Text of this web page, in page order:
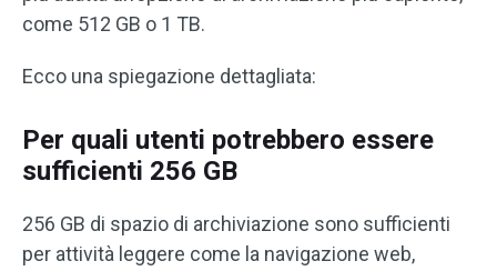
come 512 GB o 1 TB.
Ecco una spiegazione dettagliata:
Per quali utenti potrebbero essere
sufficienti 256 GB
256 GB di spazio di archiviazione sono sufficienti
per attività leggere come la navigazione web,